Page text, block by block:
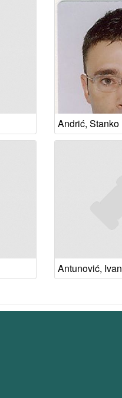
Andrić, Stanko
Antunović, Ivan